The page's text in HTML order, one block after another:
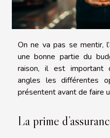
On ne va pas se mentir,
une bonne partie du
raison, il est important
angles les différentes
présentent avant de faire
La prime